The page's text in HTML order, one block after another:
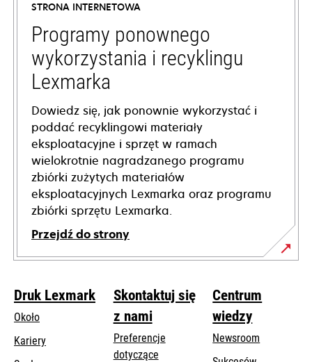
new
tab
STRONA INTERNETOWA
Programy ponownego
wykorzystania i recyklingu
Lexmarka
Dowiedz się, jak ponownie wykorzystać i
poddać recyklingowi materiały
eksploatacyjne i sprzęt w ramach
wielokrotnie nagradzanego programu
zbiórki zużytych materiałów
eksploatacyjnych Lexmarka oraz programu
zbiórki sprzętu Lexmarka.
Przejdź do strony
Druk Lexmark
Około
Kariery
Skontaktuj się
z nami
Preferencje
dotyczące
Centrum
wiedzy
Newsroom